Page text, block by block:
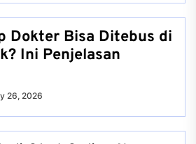
Dokter Bisa Ditebus di
Ini Penjelasan
26, 2026